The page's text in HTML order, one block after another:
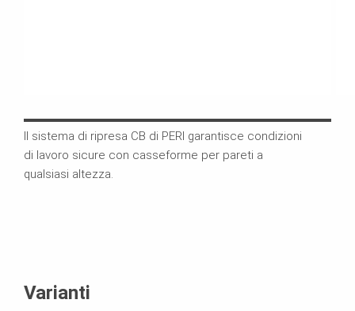
Il sistema di ripresa CB di PERI garantisce condizioni
di lavoro sicure con casseforme per pareti a
qualsiasi altezza.
Varianti